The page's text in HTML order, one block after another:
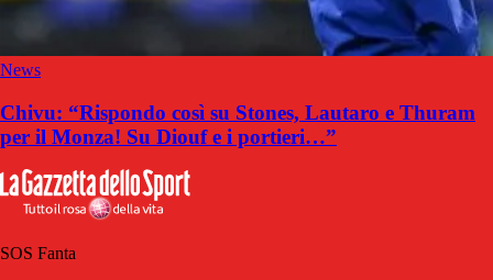
News
Chivu: “Rispondo così su Stones, Lautaro e Thuram
per il Monza! Su Diouf e i portieri…”
SOS Fanta